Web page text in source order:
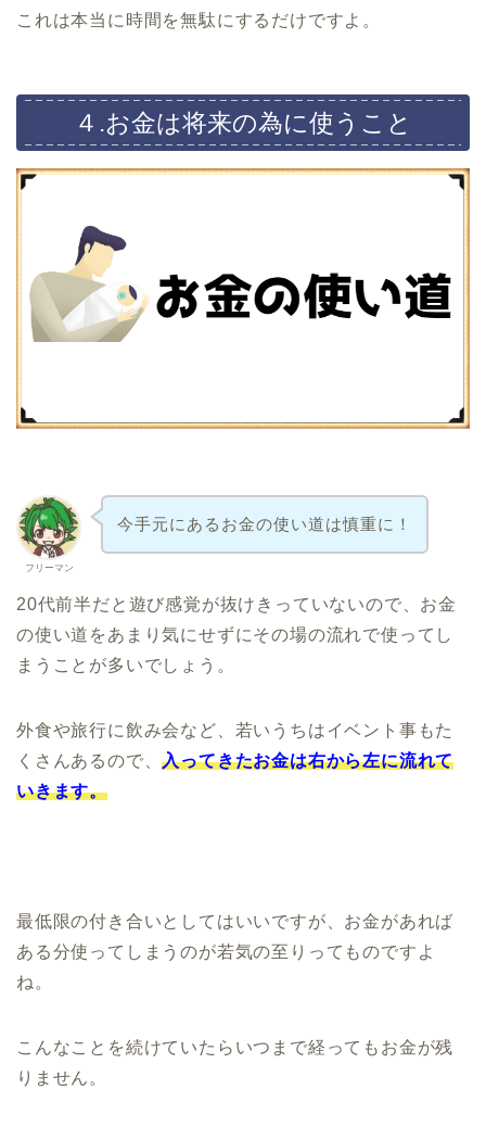
これは本当に時間を無駄にするだけですよ。
４.お金は将来の為に使うこと
フリーマン
今手元にあるお金の使い道は慎重に！
20代前半だと遊び感覚が抜けきっていないので、お金
の使い道をあまり気にせずにその場の流れで使ってし
まうことが多いでしょう。
外食や旅行に飲み会など、若いうちはイベント事もた
くさんあるので、入ってきたお金は右から左に流れて
いきます。
最低限の付き合いとしてはいいですが、お金があれば
ある分使ってしまうのが若気の至りってものですよ
ね。
こんなことを続けていたらいつまで経ってもお金が残
りません。